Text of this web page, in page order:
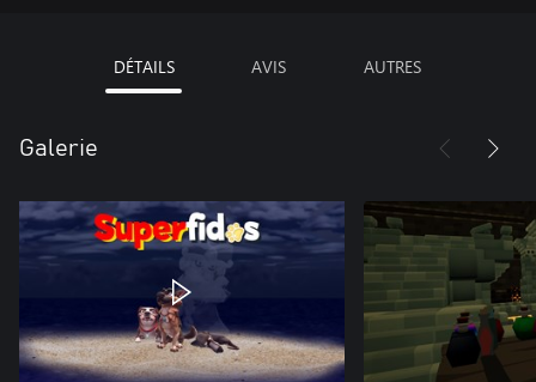
DÉTAILS AVIS AUTRES
Galerie